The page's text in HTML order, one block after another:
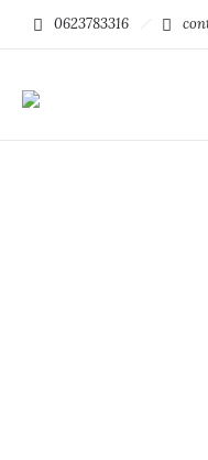
0623783316